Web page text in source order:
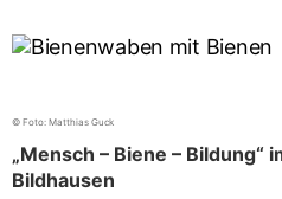
© Foto: Matthias Guck
„Mensch – Biene – Bildung“
Bildhausen